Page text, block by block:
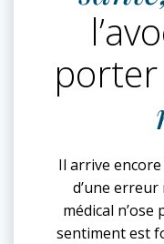
porter
Il arrive
d’une erreur
médical
sentiment est